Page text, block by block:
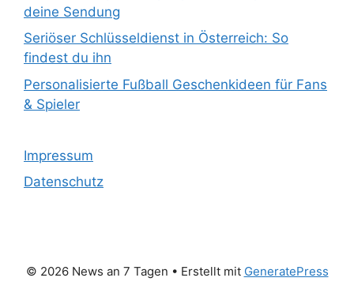
deine Sendung
Seriöser Schlüsseldienst in Österreich: So
findest du ihn
Personalisierte Fußball Geschenkideen für Fans
& Spieler
Impressum
Datenschutz
© 2026 News an 7 Tagen • Erstellt mit GeneratePress